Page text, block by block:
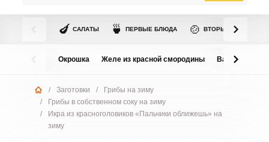
🍆 САЛАТЫ 🍵 ПЕРВЫЕ БЛЮДА 🍲 ВТОРЫЕ БЛЮДА
Окрошка Желе из красной смородины Варенье из
/ Заготовки /
Грибы на зиму
/
Грибы в собственном соку на зиму
/
Икра из красноголовиков «Пальчики оближешь» на
зиму